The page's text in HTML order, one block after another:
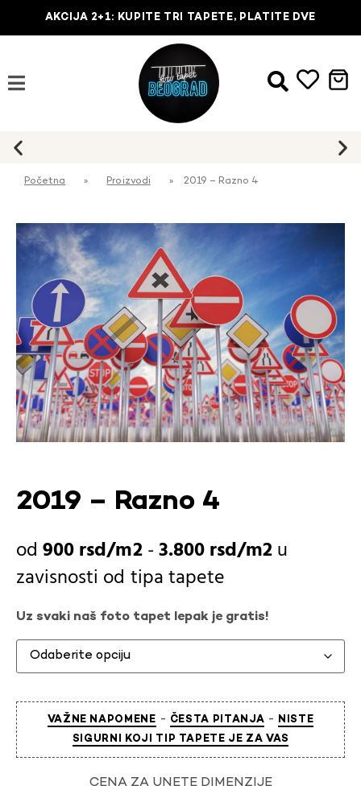
AKCIJA 2+1: KUPITE TRI TAPETE, PLATITE DVE
Početna » Proizvodi » 2019 – Razno 4
2019 – Razno 4
900rsd -3.800rsd
u
zavisnosti od tipa tapete
Uz svaki naš foto tapet lepak je gratis!
VAŽNE NAPOMENE - ČESTA PITANJA - NISTE
SIGURNI KOJI TIP TAPETE JE ZA VAS